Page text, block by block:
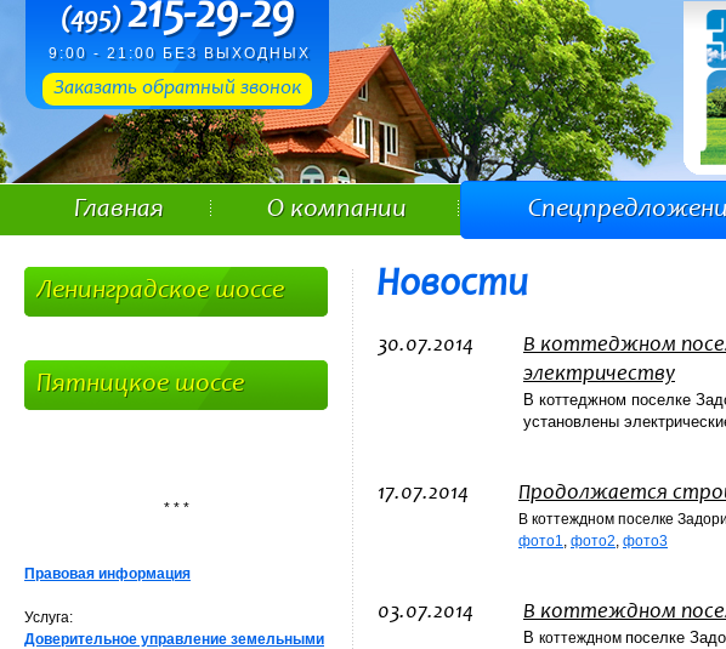
(495)215-29-29
9:00 - 21:00 БЕЗ ВЫХОДНЫХ
Заказать обратный звонок
Главная О компании
Новости
30.07.2014
В коттеджном
электричеству
В коттеджном поселке
установлены
17.07.2014 Продолжается
В коттеждном поселке
фото1, фото2, фото3
03.07.2014 В коттеждном
В коттеждном поселке
Ленинградское шоссе
Пятницкое шоссе
* * *
Правовая информация
Услуга:
Доверительное управление земельными